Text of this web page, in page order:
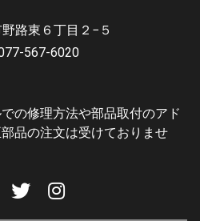
路東６丁目２−５
567-6020
の修理方法や部品取付のアド
品の注文は受けておりませ